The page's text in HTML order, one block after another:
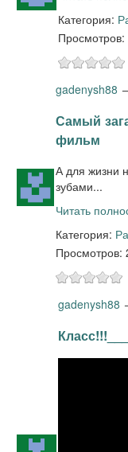
Категория:
Просмотров:
gadenysh88
Самый
фильм
А для жизни
зубами...
Читать
Категория:
Просмотров:
gadenysh88